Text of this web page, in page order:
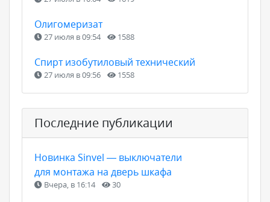
Олигомеризат
27 июля в 09:54 1588
Спирт изобутиловый технический
27 июля в 09:56 1558
Последние публикации
Новинка Sinvel — выключатели
для монтажа на дверь шкафа
Вчера, в 16:14 30